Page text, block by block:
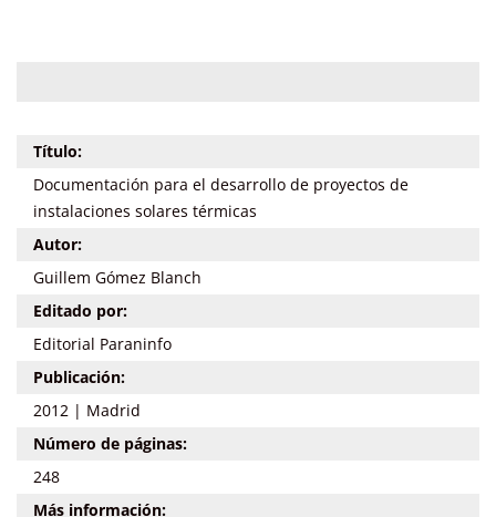
Título:
Documentación para el desarrollo de proyectos de
instalaciones solares térmicas
Autor:
Guillem Gómez Blanch
Editado por:
Editorial Paraninfo
Publicación:
2012 | Madrid
Número de páginas:
248
Más información: